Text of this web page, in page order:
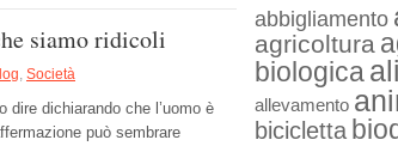
siamo ridicoli
, Società
dire dichiarando che l’uomo è
può sembrare
abbigliamento
agricoltura
biologica
allevamento
bicicletta